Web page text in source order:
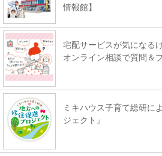
情報館】
宅配サービスが気になる
オンライン相談で質問＆
ミキハウス子育て総研に
ジェクト』